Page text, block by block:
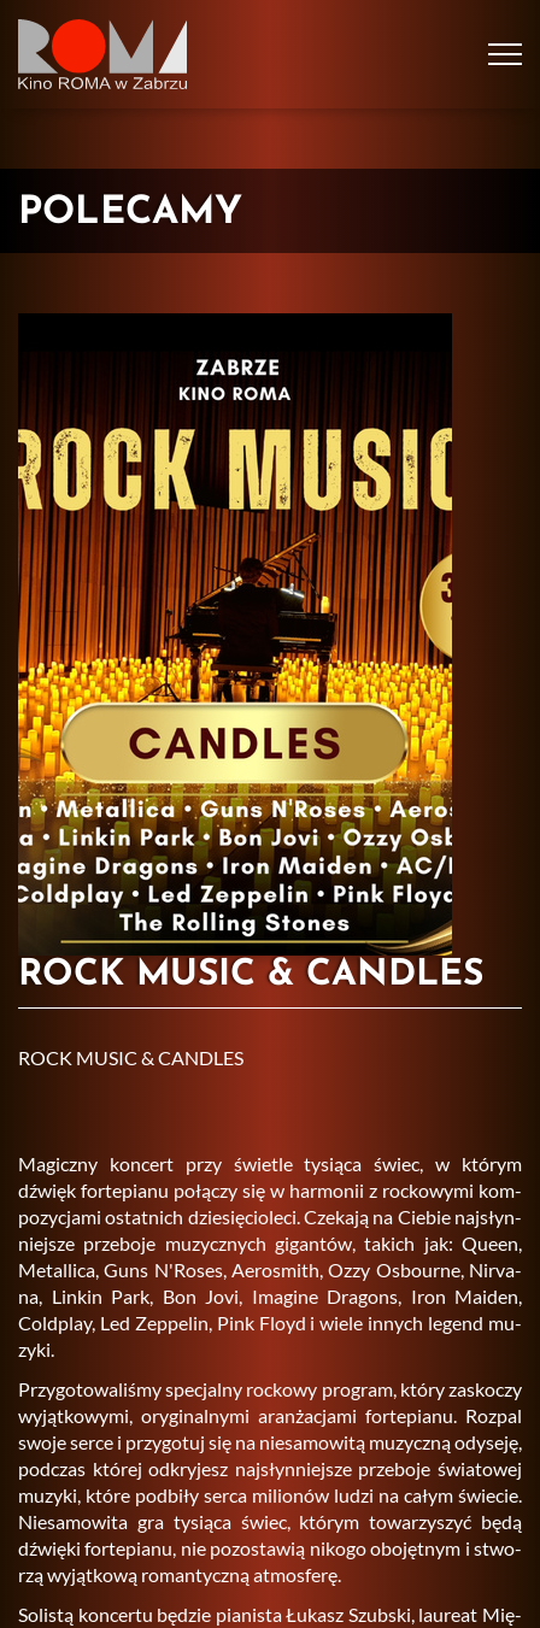
POLECAMY
ROCK MUSIC & CANDLES
ROCK MUSIC & CAN­DLES
Ma­gicz­ny kon­cert przy świe­tle ty­sią­ca świec, w któ­rym
dźwięk for­te­pia­nu po­łą­czy się w har­mo­nii z roc­ko­wy­mi kom­
po­zy­cja­mi ostat­nich dzie­się­cio­le­ci. Cze­ka­ją na Cie­bie naj­słyn­
niej­sze prze­bo­je mu­zycz­nych gi­gan­tów, ta­kich jak: Queen,
Me­tal­li­ca, Guns N'Roses, Ae­ro­smith, Ozzy Osbo­ur­ne, Ni­rva­
na, Lin­kin Park, Bon Jovi, Ima­gi­ne Dra­gons, Iron Ma­iden,
Cold­play, Led Zep­pe­lin, Pink Floyd i wiele in­nych le­gend mu­
zy­ki.
Przy­go­to­wa­li­śmy spe­cjal­ny roc­ko­wy pro­gram, który za­sko­czy
wy­jąt­ko­wy­mi, ory­gi­nal­ny­mi aran­ża­cja­mi for­te­pia­nu. Roz­pal
swoje serce i przy­go­tuj się na nie­sa­mo­wi­tą mu­zycz­ną ody­se­ję,
pod­czas któ­rej od­kry­jesz naj­słyn­niej­sze prze­bo­je świa­to­wej
mu­zy­ki, które pod­bi­ły serca mi­lio­nów ludzi na całym świe­cie.
Nie­sa­mo­wi­ta gra ty­sią­ca świec, któ­rym to­wa­rzy­szyć będą
dźwię­ki for­te­pia­nu, nie po­zo­sta­wią ni­ko­go obo­jęt­nym i stwo­
rzą wy­jąt­ko­wą ro­man­tycz­ną at­mos­fe­rę.
So­li­stą kon­cer­tu bę­dzie pia­ni­sta Łu­kasz Szub­ski, lau­re­at Mię­